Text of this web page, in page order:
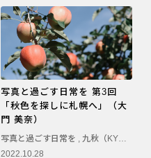
写真と過ごす日常を 第3回
「秋色を探しに札幌へ」（大
門 美奈）
写真と過ごす日常を , 九秋（KYUSHU）
2022.10.28